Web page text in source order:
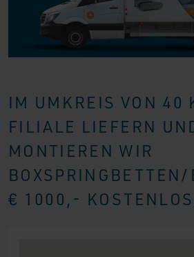
IM UMKREIS VON 40
FILIALE LIEFERN
MONTIEREN WIR
€ 1000,-